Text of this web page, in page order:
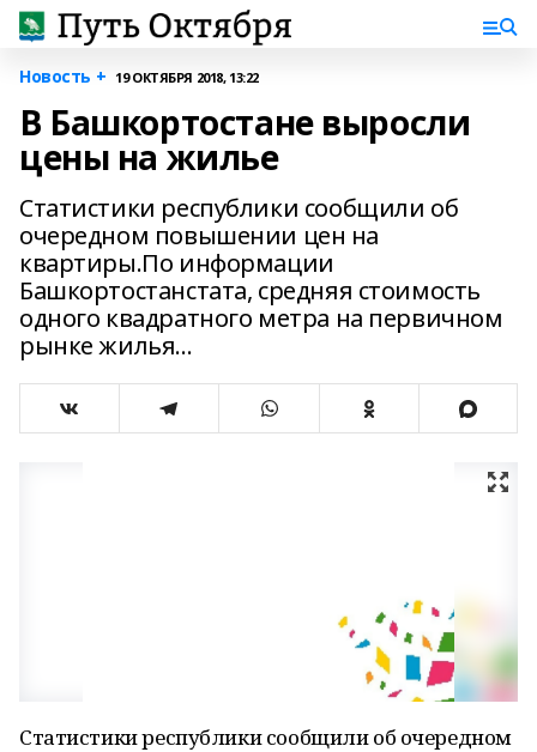
Новость + 19 ОКТЯБРЯ 2018, 13:22
В Башкортостане выросли
цены на жилье
Статистики республики сообщили об
очередном повышении цен на
квартиры.По информации
Башкортостанстата, средняя стоимость
одного квадратного метра на первичном
рынке жилья...
Статистики республики сообщили об очередном